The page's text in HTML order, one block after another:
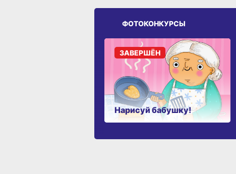
ФОТОКОНКУРСЫ
Нарисуй бабушку!
ЗАВЕРШЁН